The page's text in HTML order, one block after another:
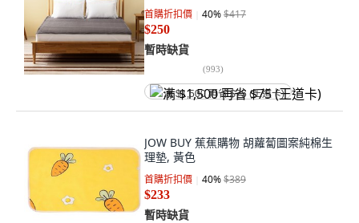
首購折扣價 40%$417
$250
暫時缺貨
(993)
满 $1,500 再省 $75 (王道卡)
JOW BUY 蕉蕉購物 胡蘿蔔圖案純棉生
理墊, 黃色
首購折扣價 40%$389
$233
暫時缺貨